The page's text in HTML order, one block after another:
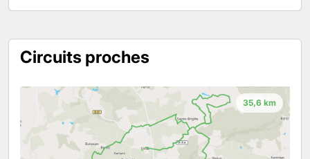
Circuits proches
35,6 km